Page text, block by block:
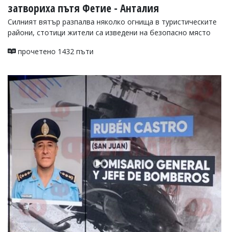
затвориха пътя Фетие - Анталия
Силният вятър разпалва няколко огнища в туристическите
райони, стотици жители са изведени на безопасно място
прочетено 1432 пъти